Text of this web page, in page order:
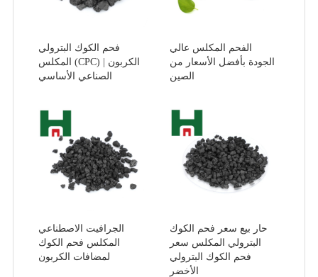
فحم الكوك البترولي
المكلس (CPC) | الكربون
الصناعي الأساسي
الفحم المكلس عالي
الجودة بأفضل الأسعار من
الصين
الجرافيت الاصطناعي
المكلس فحم الكوك
لمضافات الكربون
حار بيع سعر فحم الكوك
البترولي المكلس سعر
فحم الكوك البترولي
الأخضر